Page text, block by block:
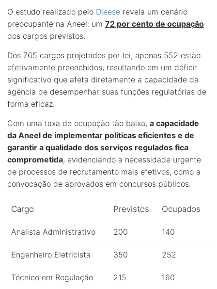
O estudo realizado pelo Dieese revela um cenário
preocupante na Aneel: um 72 por cento de ocupação
dos cargos previstos.
Dos 765 cargos projetados por lei, apenas 552 estão
efetivamente preenchidos, resultando em um déficit
significativo que afeta diretamente a capacidade da
agência de desempenhar suas funções regulatórias de
forma eficaz.
Com uma taxa de ocupação tão baixa, a capacidade
da Aneel de implementar políticas eficientes e de
garantir a qualidade dos serviços regulados fica
comprometida, evidenciando a necessidade urgente
de processos de recrutamento mais efetivos, como a
convocação de aprovados em concursos públicos.
Cargo Previstos Ocupados
Analista Administrativo 200 140
Engenheiro Eletricista 350 252
Técnico em Regulação 215
160